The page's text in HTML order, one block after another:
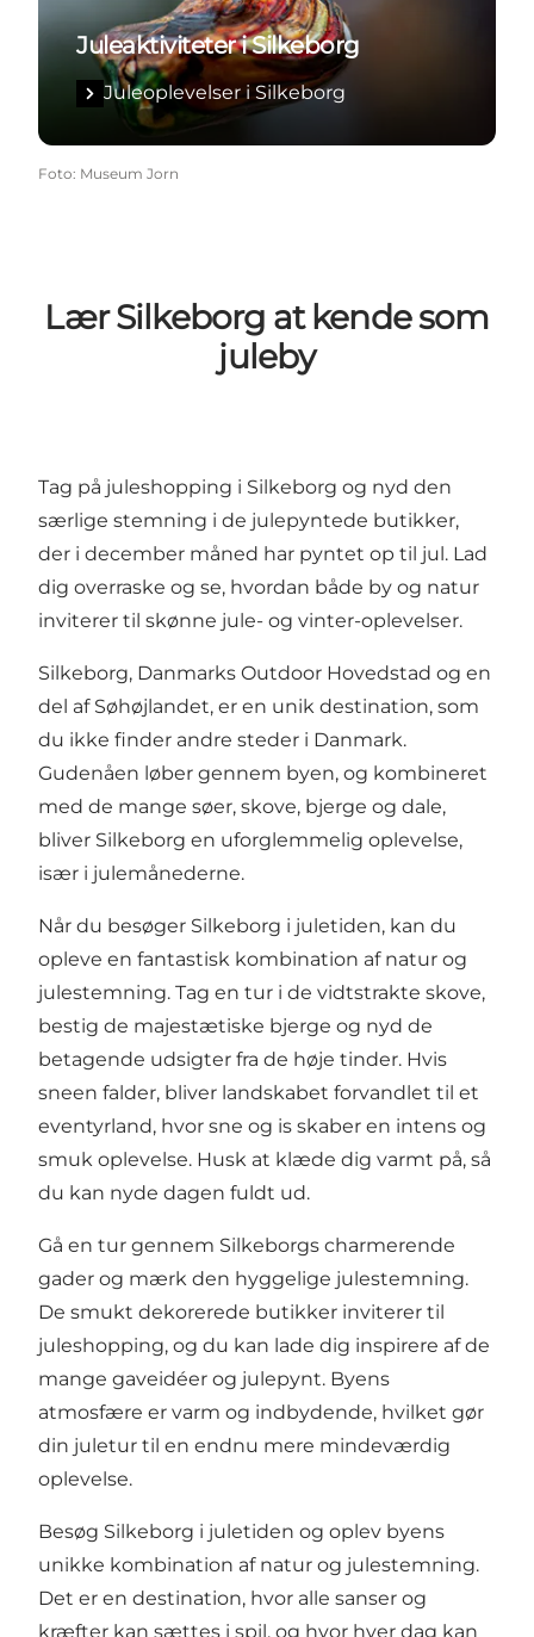
Juleaktiviteter i Silkeborg
Juleoplevelser i Silkeborg
Foto: Museum Jorn
Lær Silkeborg at kende som
juleby
Tag på juleshopping i Silkeborg og nyd den
særlige stemning i de julepyntede butikker,
der i december måned har pyntet op til jul. Lad
dig overraske og se, hvordan både by og natur
inviterer til skønne jule- og vinter-oplevelser.
Silkeborg, Danmarks Outdoor Hovedstad og en
del af Søhøjlandet, er en unik destination, som
du ikke finder andre steder i Danmark.
Gudenåen løber gennem byen, og kombineret
med de mange søer, skove, bjerge og dale,
bliver Silkeborg en uforglemmelig oplevelse,
især i julemånederne.
Når du besøger Silkeborg i juletiden, kan du
opleve en fantastisk kombination af natur og
julestemning. Tag en tur i de vidtstrakte skove,
bestig de majestætiske bjerge og nyd de
betagende udsigter fra de høje tinder. Hvis
sneen falder, bliver landskabet forvandlet til et
eventyrland, hvor sne og is skaber en intens og
smuk oplevelse. Husk at klæde dig varmt på, så
du kan nyde dagen fuldt ud.
Gå en tur gennem Silkeborgs charmerende
gader og mærk den hyggelige julestemning.
De smukt dekorerede butikker inviterer til
juleshopping, og du kan lade dig inspirere af de
mange gaveidéer og julepynt. Byens
atmosfære er varm og indbydende, hvilket gør
din juletur til en endnu mere mindeværdig
oplevelse.
Besøg Silkeborg i juletiden og oplev byens
unikke kombination af natur og julestemning.
Det er en destination, hvor alle sanser og
kræfter kan sættes i spil, og hvor hver dag kan